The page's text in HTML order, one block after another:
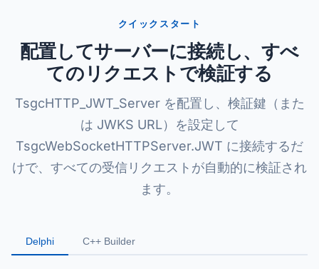
クイックスタート
配置してサーバーに接続し、すべ
てのリクエストで検証する
TsgcHTTP_JWT_Server を配置し、検証鍵（また
は JWKS URL）を設定して
TsgcWebSocketHTTPServer.JWT に接続するだ
けで、すべての受信リクエストが自動的に検証され
ます。
Delphi C++ Builder